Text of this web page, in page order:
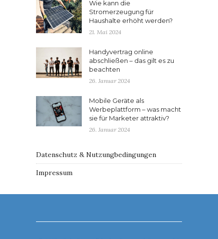
Wie kann die
Stromerzeugung für
Haushalte erhöht werden?
21. Mai 2024
Handyvertrag online
abschließen – das gilt es zu
beachten
26. Januar 2024
Mobile Geräte als
Werbeplattform – was macht
sie für Marketer attraktiv?
26. Januar 2024
Datenschutz & Nutzungbedingungen
Impressum